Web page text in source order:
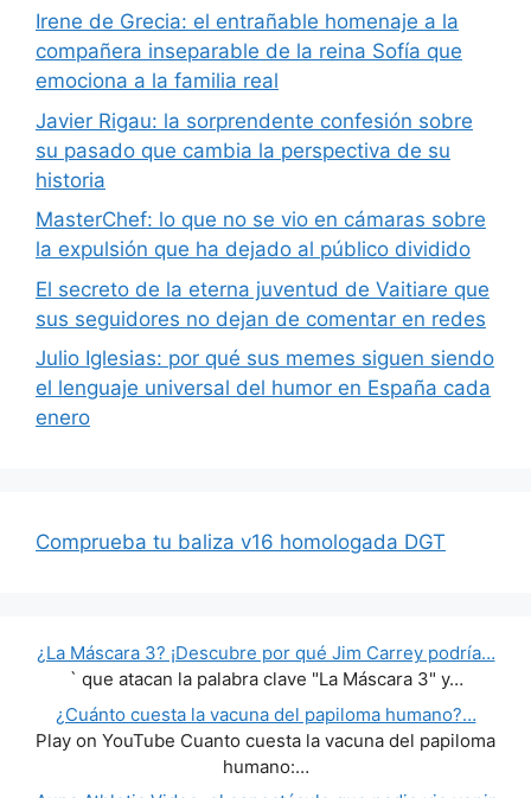
Irene de Grecia: el entrañable homenaje a la
compañera inseparable de la reina Sofía que
emociona a la familia real
Javier Rigau: la sorprendente confesión sobre
su pasado que cambia la perspectiva de su
historia
MasterChef: lo que no se vio en cámaras sobre
la expulsión que ha dejado al público dividido
El secreto de la eterna juventud de Vaitiare que
sus seguidores no dejan de comentar en redes
Julio Iglesias: por qué sus memes siguen siendo
el lenguaje universal del humor en España cada
enero
Comprueba tu baliza v16 homologada DGT
¿La Máscara 3? ¡Descubre por qué Jim Carrey podría…
` que atacan la palabra clave "La Máscara 3" y…
¿Cuánto cuesta la vacuna del papiloma humano?…
Play on YouTube Cuanto cuesta la vacuna del papiloma
humano:…